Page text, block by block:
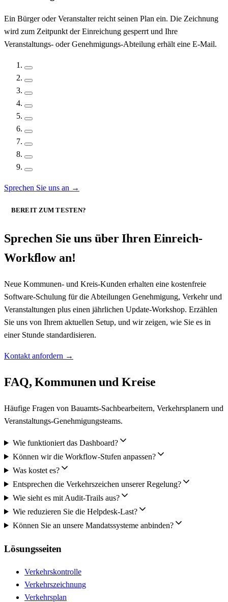
Ein Bürger oder Veranstalter reicht seinen Plan ein. Die Zeichnung
wird zum Zeitpunkt der Einreichung gesperrt und Ihre
Veranstaltungs- oder Genehmigungs-Abteilung erhält eine E-Mail.
Sprechen Sie uns an →
BEREIT ZUM TESTEN?
Sprechen Sie uns über Ihren Einreich-
Workflow an!
Neue Kommunen- und Kreis-Kunden erhalten eine kostenfreie
Software-Schulung für die Abteilungen Genehmigung, Verkehr und
Veranstaltungen plus einen jährlichen Update-Workshop. Erzählen
Sie uns von Ihrem aktuellen Setup, und wir zeigen, wie Sie es in
einer Stunde standardisieren.
Kontakt anfordern →
FAQ, Kommunen und Kreise
Häufige Fragen von Bauamts-Sachbearbeitern, Verkehrsplanern und
Veranstaltungs-Genehmigungsteams.
Wie funktioniert das Dashboard?
Können wir die Workflow-Stufen anpassen?
Was kostet es?
Entsprechen die Verkehrszeichen unserer Regelung?
Wie sieht es mit Audit-Trails aus?
Wie reduzieren Sie die Helpdesk-Last?
Können Sie an unsere Mandatssysteme anbinden?
Lösungsseiten
Verkehrskontrolle
Verkehrszeichnung
Verkehrsplan